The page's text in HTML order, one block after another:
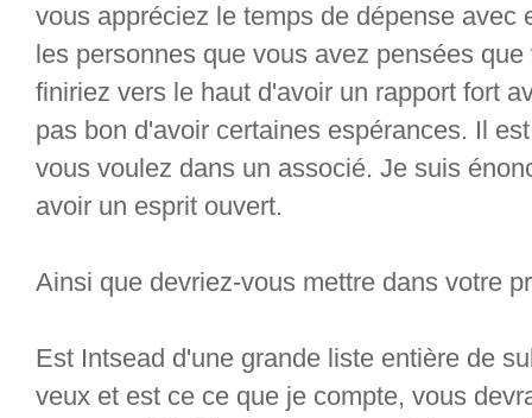
vous appréciez le temps de dépense avec
les personnes que vous avez pensées
finiriez vers le haut d'avoir un rapport fort
pas bon d'avoir certaines espérances. Il
vous voulez dans un associé. Je suis
avoir un esprit ouvert.
Ainsi que devriez-vous mettre dans votre
Est Intsead d'une grande liste entière de
veux et est ce ce que je compte, vous